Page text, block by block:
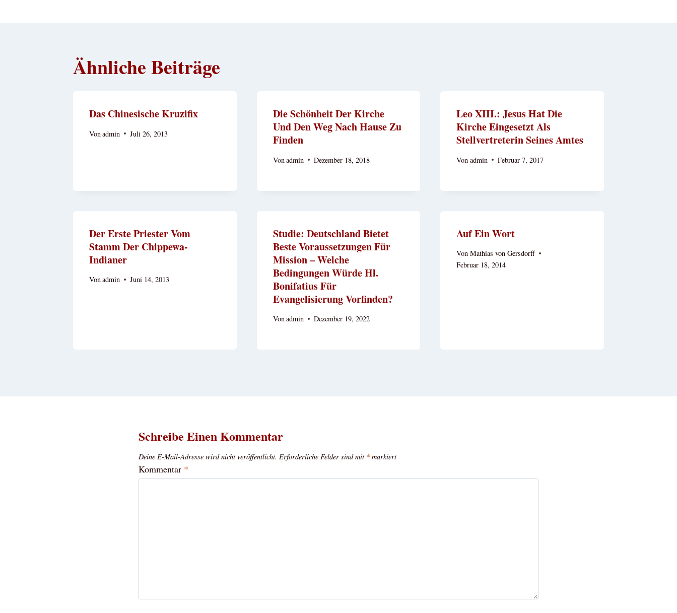
Ähnliche Beiträge
Das Chinesische Kruzifix
Vonadmin Juli 26, 2013
Die Schönheit Der Kirche
Und Den Weg Nach Hause Zu
Finden
Vonadmin Dezember 18, 2018
Leo XIII.: Jesus Hat Die
Kirche Eingesetzt Als
Stellvertreterin Seines Amtes
Von admin Februar 7, 2017
Der Erste Priester Vom
Stamm Der Chippewa-
Indianer
Vonadmin Juni 14, 2013
Studie: Deutschland Bietet
Beste Voraussetzungen Für
Mission – Welche
Bedingungen Würde Hl.
Bonifatius Für
Evangelisierung Vorfinden?
Vonadmin Dezember 19, 2022
Auf Ein Wort
Von Mathias von Gersdorff
Februar 18, 2014
Schreibe Einen Kommentar
Deine E-Mail-Adresse wird nicht veröffentlicht. Erforderliche Felder sind mit * markiert
Kommentar *